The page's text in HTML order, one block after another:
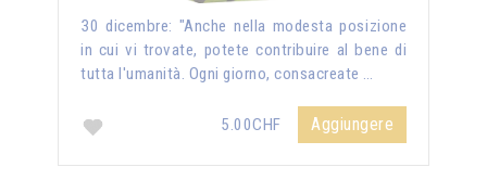
30 dicembre: "Anche nella modesta posizione
in cui vi trovate, potete contribuire al bene di
tutta l'umanità. Ogni giorno, consacreate …
5.00CHF Aggiungere